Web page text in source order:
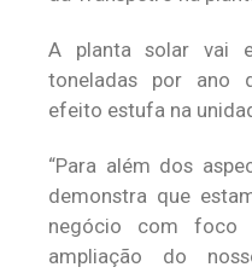
A planta solar vai
toneladas por ano
efeito estufa na
“Para além dos
demonstra que
negócio com
ampliação do